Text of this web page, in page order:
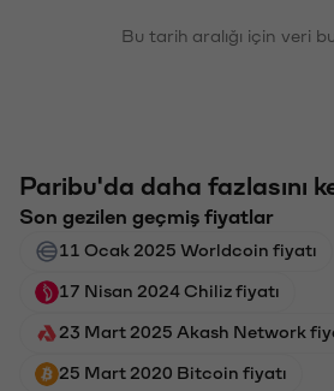
Bu tarih aralığı için veri
Paribu'da daha fazlasını
Son gezilen geçmiş fiyatlar
11 Ocak 2025 Worldcoin fiyatı
17 Nisan 2024 Chiliz fiyatı
23 Mart 2025 Akash Network
25 Mart 2020 Bitcoin fiyatı